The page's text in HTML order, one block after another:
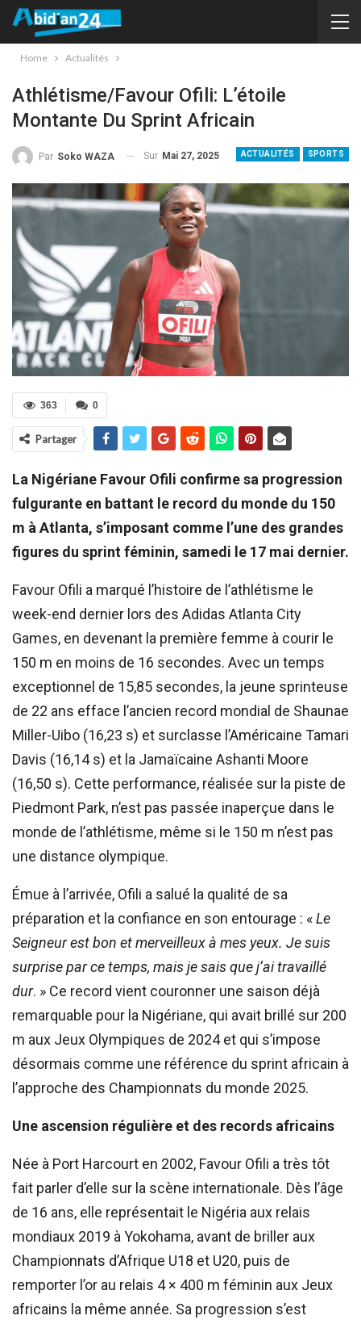
Home Actualités
Athlétisme/Favour Ofili: L’étoile
Montante Du Sprint Africain
ACTUALITÉS SPORTS
Par Soko WAZA Sur Mai 27, 2025
0
363
Partager
La Nigériane Favour Ofili confirme sa progression
fulgurante en battant le record du monde du 150
m à Atlanta, s’imposant comme l’une des grandes
figures du sprint féminin, samedi le 17 mai dernier.
Favour Ofili a marqué l’histoire de l’athlétisme le
week-end dernier lors des Adidas Atlanta City
Games, en devenant la première femme à courir le
150 m en moins de 16 secondes. Avec un temps
exceptionnel de 15,85 secondes, la jeune sprinteuse
de 22 ans efface l’ancien record mondial de Shaunae
Miller-Uibo (16,23 s) et surclasse l’Américaine Tamari
Davis (16,14 s) et la Jamaïcaine Ashanti Moore
(16,50 s). Cette performance, réalisée sur la piste de
Piedmont Park, n’est pas passée inaperçue dans le
monde de l’athlétisme, même si le 150 m n’est pas
une distance olympique.
Émue à l’arrivée, Ofili a salué la qualité de sa
préparation et la confiance en son entourage : «Le
Seigneur est bon et merveilleux à mes yeux. Je suis
surprise par ce temps, mais je sais que j’ai travaillé
dur. » Ce record vient couronner une saison déjà
remarquable pour la Nigériane, qui avait brillé sur 200
m aux Jeux Olympiques de 2024 et qui s’impose
désormais comme une référence du sprint africain à
l’approche des Championnats du monde 2025.
Une ascension régulière et des records africains
Née à Port Harcourt en 2002, Favour Ofili a très tôt
fait parler d’elle sur la scène internationale. Dès l’âge
de 16 ans, elle représentait le Nigéria aux relais
mondiaux 2019 à Yokohama, avant de briller aux
Championnats d’Afrique U18 et U20, puis de
remporter l’or au relais 4 × 400 m féminin aux Jeux
africains la même année. Sa progression s’est